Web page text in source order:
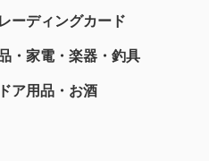
ーディングカード
・家電・楽器・釣具
ア用品・お酒